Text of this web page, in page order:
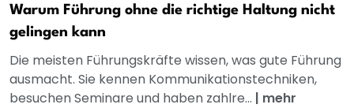
Warum Führung ohne die richtige Haltung nicht
gelingen kann
Die meisten Führungskräfte wissen, was gute Führung
ausmacht. Sie kennen Kommunikationstechniken,
besuchen Seminare und haben zahlre... | mehr